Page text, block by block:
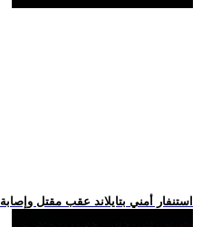
.. استنفار أمني بتايلاند عقب مقتل وإصابة 22 شخصا في إطلاق نار ب